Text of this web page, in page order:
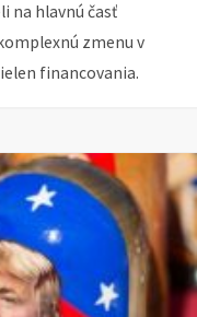
na hlavnú časť
zmenu v
financovania.